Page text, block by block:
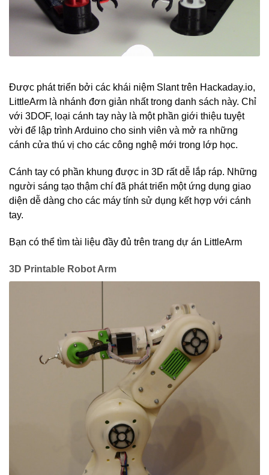
Được phát triển bởi các khái niệm Slant trên Hackaday.io,
LittleArm là nhánh đơn giản nhất trong danh sách này. Chỉ
với 3DOF, loại cánh tay này là một phần giới thiệu tuyệt
vời để lập trình Arduino cho sinh viên và mở ra những
cánh cửa thú vị cho các công nghệ mới trong lớp học.
Cánh tay có phần khung được in 3D rất dễ lắp ráp. Những
người sáng tạo thậm chí đã phát triển một ứng dụng giao
diện dễ dàng cho các máy tính sử dụng kết hợp với cánh
tay.
Bạn có thể tìm tài liệu đầy đủ trên trang dự án LittleArm
3D Printable Robot Arm